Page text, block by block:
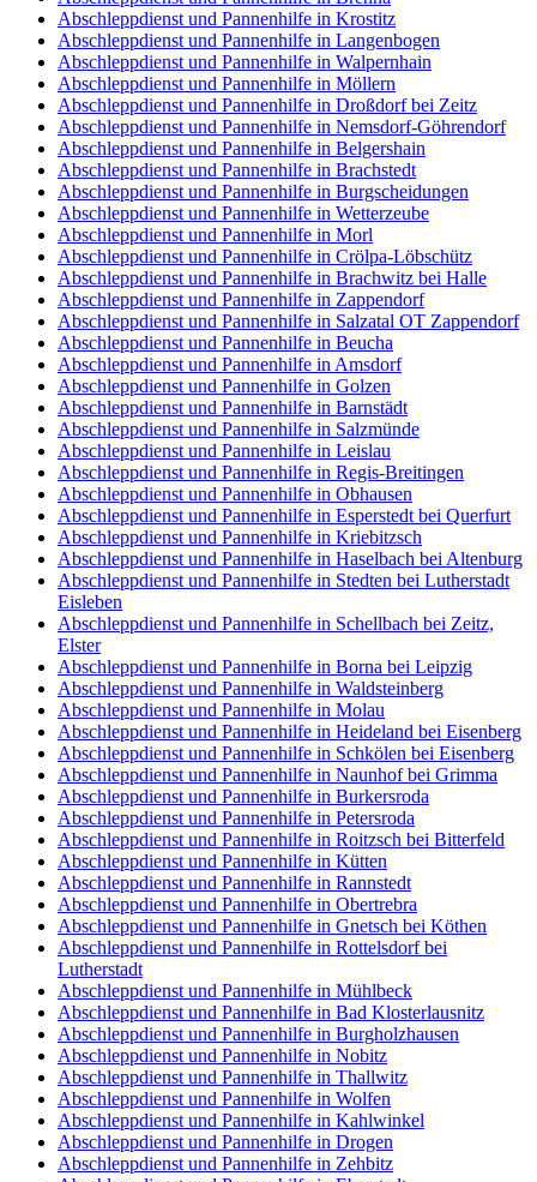
Abschleppdienst und Pannenhilfe in Krostitz
Abschleppdienst und Pannenhilfe in Langenbogen
Abschleppdienst und Pannenhilfe in Walpernhain
Abschleppdienst und Pannenhilfe in Möllern
Abschleppdienst und Pannenhilfe in Droßdorf bei Zeitz
Abschleppdienst und Pannenhilfe in Nemsdorf-Göhrendorf
Abschleppdienst und Pannenhilfe in Belgershain
Abschleppdienst und Pannenhilfe in Brachstedt
Abschleppdienst und Pannenhilfe in Burgscheidungen
Abschleppdienst und Pannenhilfe in Wetterzeube
Abschleppdienst und Pannenhilfe in Morl
Abschleppdienst und Pannenhilfe in Crölpa-Löbschütz
Abschleppdienst und Pannenhilfe in Brachwitz bei Halle
Abschleppdienst und Pannenhilfe in Zappendorf
Abschleppdienst und Pannenhilfe in Salzatal OT Zappendorf
Abschleppdienst und Pannenhilfe in Beucha
Abschleppdienst und Pannenhilfe in Amsdorf
Abschleppdienst und Pannenhilfe in Golzen
Abschleppdienst und Pannenhilfe in Barnstädt
Abschleppdienst und Pannenhilfe in Salzmünde
Abschleppdienst und Pannenhilfe in Leislau
Abschleppdienst und Pannenhilfe in Regis-Breitingen
Abschleppdienst und Pannenhilfe in Obhausen
Abschleppdienst und Pannenhilfe in Esperstedt bei Querfurt
Abschleppdienst und Pannenhilfe in Kriebitzsch
Abschleppdienst und Pannenhilfe in Haselbach bei Altenburg
Abschleppdienst und Pannenhilfe in Stedten bei Lutherstadt
Eisleben
Abschleppdienst und Pannenhilfe in Schellbach bei Zeitz,
Elster
Abschleppdienst und Pannenhilfe in Borna bei Leipzig
Abschleppdienst und Pannenhilfe in Waldsteinberg
Abschleppdienst und Pannenhilfe in Molau
Abschleppdienst und Pannenhilfe in Heideland bei Eisenberg
Abschleppdienst und Pannenhilfe in Schkölen bei Eisenberg
Abschleppdienst und Pannenhilfe in Naunhof bei Grimma
Abschleppdienst und Pannenhilfe in Burkersroda
Abschleppdienst und Pannenhilfe in Petersroda
Abschleppdienst und Pannenhilfe in Roitzsch bei Bitterfeld
Abschleppdienst und Pannenhilfe in Kütten
Abschleppdienst und Pannenhilfe in Rannstedt
Abschleppdienst und Pannenhilfe in Obertrebra
Abschleppdienst und Pannenhilfe in Gnetsch bei Köthen
Abschleppdienst und Pannenhilfe in Rottelsdorf bei
Lutherstadt
Abschleppdienst und Pannenhilfe in Mühlbeck
Abschleppdienst und Pannenhilfe in Bad Klosterlausnitz
Abschleppdienst und Pannenhilfe in Burgholzhausen
Abschleppdienst und Pannenhilfe in Nobitz
Abschleppdienst und Pannenhilfe in Thallwitz
Abschleppdienst und Pannenhilfe in Wolfen
Abschleppdienst und Pannenhilfe in Kahlwinkel
Abschleppdienst und Pannenhilfe in Drogen
Abschleppdienst und Pannenhilfe in Zehbitz